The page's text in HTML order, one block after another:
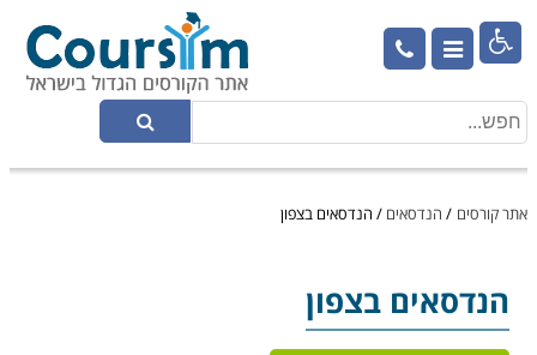

אתר קורסים / הנדסאים / הנדסאים בצפון
הנדסאים בצפון